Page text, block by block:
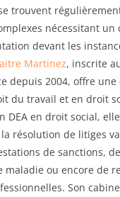
trouvent
nécessitant un
devant les
Martinez, inscrite
depuis 2004, offre
du travail et en droit
DEA en droit social,
résolution de litiges
de sanctions,
maladie ou encore de
Son